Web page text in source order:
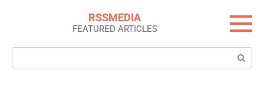
RSSMEDIA
FEATURED ARTICLES
Search: